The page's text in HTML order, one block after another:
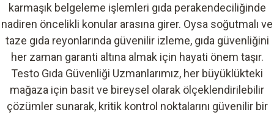
karmaşık belgeleme işlemleri gıda perakendeciliğinde
nadiren öncelikli konular arasına girer. Oysa soğutmalı ve
taze gıda reyonlarında güvenilir izleme, gıda güvenliğini
her zaman garanti altına almak için hayati önem taşır.
Testo Gıda Güvenliği Uzmanlarımız, her büyüklükteki
mağaza için basit ve bireysel olarak ölçeklendirilebilir
çözümler sunarak, kritik kontrol noktalarını güvenilir bir